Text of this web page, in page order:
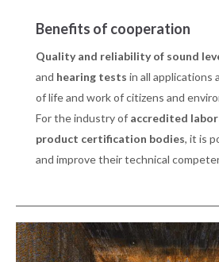
Benefits of cooperation
Quality and reliability of sound
and hearing tests in all
of life and work of citizens and
For the industry of accredited
product certification bodies, it is
and improve their technical